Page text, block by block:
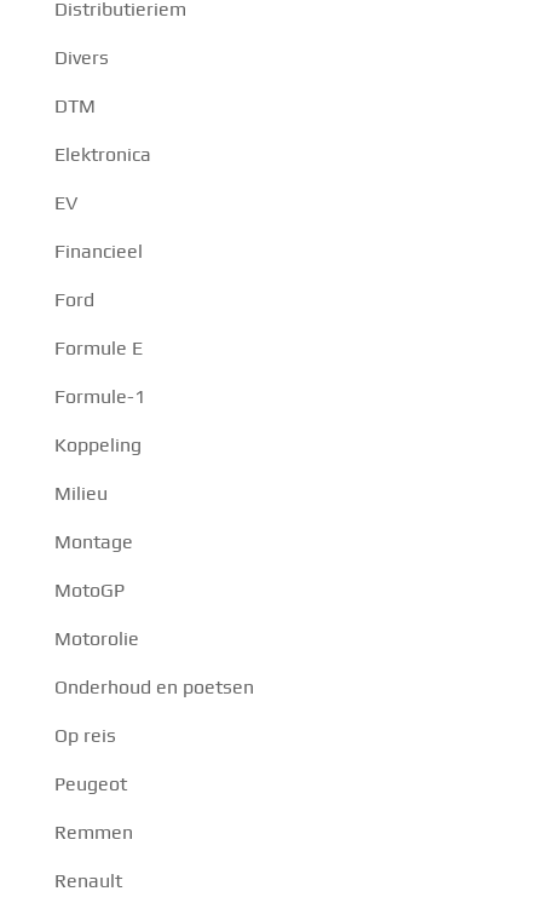
Distributieriem
Divers
DTM
Elektronica
EV
Financieel
Ford
Formule E
Formule-1
Koppeling
Milieu
Montage
MotoGP
Motorolie
Onderhoud en poetsen
Op reis
Peugeot
Remmen
Renault